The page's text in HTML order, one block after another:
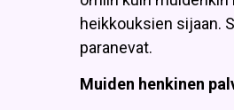
heikkouksien sijaan.
paranevat.
Muiden henkinen